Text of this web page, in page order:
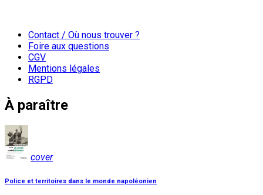
Contact / Où nous trouver ?
Foire aux questions
CGV
Mentions légales
RGPD
À paraître
cover
Police et territoires dans le monde napoléonien